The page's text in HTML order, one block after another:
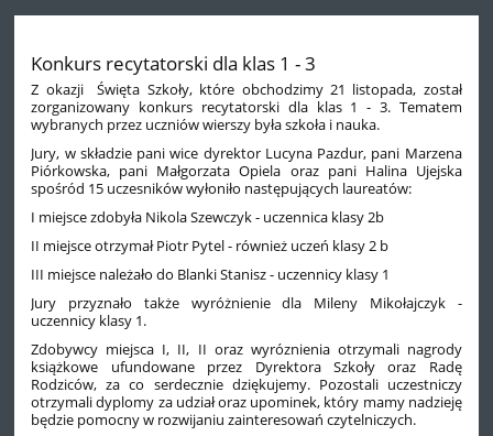
Konkurs recytatorski dla klas 1 - 3
Z okazji Święta Szkoły, które obchodzimy 21 listopada, został
zorganizowany konkurs recytatorski dla klas 1 - 3. Tematem
wybranych przez uczniów wierszy była szkoła i nauka.
Jury, w składzie pani wice dyrektor Lucyna Pazdur, pani Marzena
Piórkowska, pani Małgorzata Opiela oraz pani Halina Ujejska
spośród 15 uczesników wyłoniło następujących laureatów:
I miejsce zdobyła Nikola Szewczyk - uczennica klasy 2b
II miejsce otrzymał Piotr Pytel - również uczeń klasy 2 b
III miejsce należało do Blanki Stanisz - uczennicy klasy 1
Jury przyznało także wyróżnienie dla Mileny Mikołajczyk -
uczennicy klasy 1.
Zdobywcy miejsca I, II, II oraz wyróznienia otrzymali nagrody
książkowe ufundowane przez Dyrektora Szkoły oraz Radę
Rodziców, za co serdecznie dziękujemy. Pozostali uczestniczy
otrzymali dyplomy za udział oraz upominek, który mamy nadzieję
będzie pomocny w rozwijaniu zainteresowań czytelniczych.